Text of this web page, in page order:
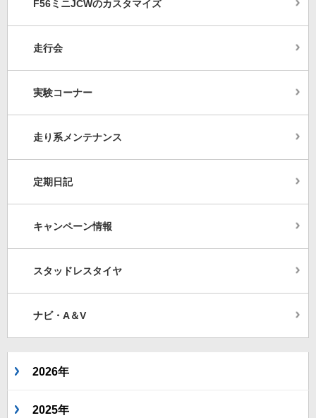
F56ミニJCWのカスタマイズ
走行会
実験コーナー
走り系メンテナンス
定期日記
キャンペーン情報
スタッドレスタイヤ
ナビ・A＆V
2026年
2025年